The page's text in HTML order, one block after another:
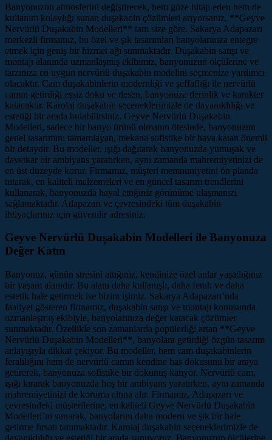
Banyonuzun atmosferini değiştirecek, hem göze hitap eden hem de
kullanım kolaylığı sunan duşakabin çözümleri arıyorsanız, **Geyve
Nervürlü Duşakabin Modelleri** tam size göre. Sakarya Adapazarı
merkezli firmamız, bu özel ve şık tasarımları banyolarınıza entegre
etmek için geniş bir hizmet ağı sunmaktadır. Duşakabin satışı ve
montajı alanında uzmanlaşmış ekibimiz, banyonuzun ölçülerine ve
tarzınıza en uygun nervürlü duşakabin modelini seçmenize yardımcı
olacaktır. Cam duşakabinlerin modernliği ve şeffaflığı ile nervürlü
camın getirdiği eşsiz doku ve desen, banyonuza derinlik ve karakter
katacaktır. Karolaj duşakabin seçeneklerimizle de dayanıklılığı ve
estetiği bir arada bulabilirsiniz. Geyve Nervürlü Duşakabin
Modelleri, sadece bir banyo ürünü olmanın ötesinde, banyonuzun
genel tasarımını tamamlayan, mekana sofistike bir hava katan önemli
bir detaydır. Bu modeller, ışığı dağıtarak banyonuzda yumuşak ve
davetkar bir ambiyans yaratırken, aynı zamanda mahremiyetinizi de
en üst düzeyde korur. Firmamız, müşteri memnuniyetini ön planda
tutarak, en kaliteli malzemeleri ve en güncel tasarım trendlerini
kullanarak, banyonuzda hayal ettiğiniz görünüme ulaşmanızı
sağlamaktadır. Adapazarı ve çevresindeki tüm duşakabin
ihtiyaçlarınız için güvenilir adresiniz.
Geyve Nervürlü Duşakabin Modelleri ile Banyonuza
Değer Katın
Banyonuz, günün stresini attığınız, kendinize özel anlar yaşadığınız
bir yaşam alanıdır. Bu alanı daha kullanışlı, daha ferah ve daha
estetik hale getirmek ise bizim işimiz. Sakarya Adapazarı’nda
faaliyet gösteren firmamız, duşakabin satışı ve montajı konusunda
uzmanlaşmış ekibiyle, banyolarınıza değer katacak çözümler
sunmaktadır. Özellikle son zamanlarda popülerliği artan **Geyve
Nervürlü Duşakabin Modelleri**, banyolara getirdiği özgün tasarım
anlayışıyla dikkat çekiyor. Bu modeller, hem cam duşakabinlerin
ferahlığını hem de nervürlü camın kendine has dokusunu bir araya
getirerek, banyonuza sofistike bir dokunuş katıyor. Nervürlü cam,
ışığı kırarak banyonuzda hoş bir ambiyans yaratırken, aynı zamanda
mahremiyetinizi de koruma altına alır. Firmamız, Adapazarı ve
çevresindeki müşterilerine, en kaliteli Geyve Nervürlü Duşakabin
Modelleri’ni sunarak, banyolarını daha modern ve şık bir hale
getirme fırsatı tanımaktadır. Karolaj duşakabin seçeneklerimizle de